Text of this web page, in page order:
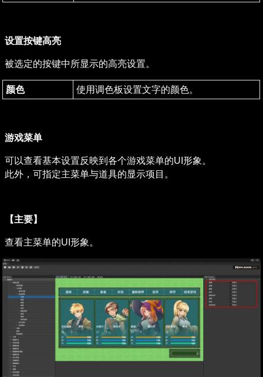
设置按键高亮
被选定的按键中所显示的高亮设置。
颜色 使用调色板设置文字的颜色。
游戏菜单
可以查看基本设置反映到各个游戏菜单的UI形象。
此外，可指定主菜单与道具的显示项目。
【主要】
查看主菜单的UI形象。